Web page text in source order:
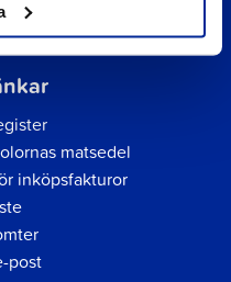
matsedel
inköpsfakturor
post